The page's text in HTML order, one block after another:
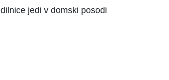
jedi v domski posodi